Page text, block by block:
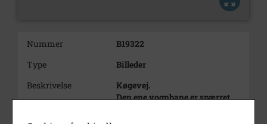
Nummer
B19322
Type
Billeder
Beskrivelse
Køgevej.
Den ene vognbane er spærret